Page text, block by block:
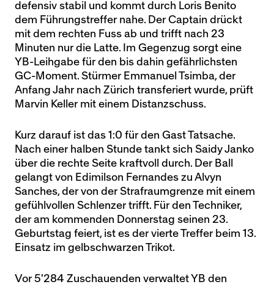
defensiv stabil und kommt durch Loris Benito
dem Führungstreffer nahe. Der Captain drückt
mit dem rechten Fuss ab und trifft nach 23
Minuten nur die Latte. Im Gegenzug sorgt eine
YB-Leihgabe für den bis dahin gefährlichsten
GC-Moment. Stürmer Emmanuel Tsimba, der
Anfang Jahr nach Zürich transferiert wurde, prüft
Marvin Keller mit einem Distanzschuss.
Kurz darauf ist das 1:0 für den Gast Tatsache.
Nach einer halben Stunde tankt sich Saidy Janko
über die rechte Seite kraftvoll durch. Der Ball
gelangt von Edimilson Fernandes zu Alvyn
Sanches, der von der Strafraumgrenze mit einem
gefühlvollen Schlenzer trifft. Für den Techniker,
der am kommenden Donnerstag seinen 23.
Geburtstag feiert, ist es der vierte Treffer beim 13.
Einsatz im gelbschwarzen Trikot.
Vor 5'284 Zuschauenden verwaltet YB den